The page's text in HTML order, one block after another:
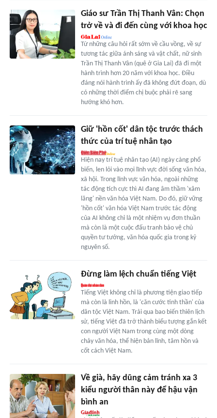
Giáo sư Trần Thị Thanh Vân: Chọn
trở về và đi đến cùng với khoa học
Từ những câu hỏi rất sớm về cầu vồng, về sự
tương tác giữa ánh sáng và vật chất, nữ sinh
Trần Thị Thanh Vân (quê ở Gia Lai) đã đi một
hành trình hơn 20 năm với khoa học. Điều
đáng nói hành trình ấy đã không đứt đoạn, dù
có những thời điểm chị buộc phải rẽ sang
hướng khó hơn.
Giữ 'hồn cốt' dân tộc trước thách
thức của trí tuệ nhân tạo
Hiện nay trí tuệ nhân tạo (AI) ngày càng phổ
biến, len lỏi vào mọi lĩnh vực đời sống văn hóa,
xã hội. Trong lĩnh vực văn hóa, ngoài những
tác động tích cực thì AI đang âm thầm 'xâm
lăng' nền văn hóa Việt Nam. Do đó, giữ vững
'hồn cốt' văn hóa Việt Nam trước tác động
của AI không chỉ là một nhiệm vụ đơn thuần
mà còn là một cuộc đấu tranh bảo vệ chủ
quyền tư tưởng, văn hóa quốc gia trong kỷ
nguyên số.
Đừng làm lệch chuẩn tiếng Việt
Tiếng Việt không chỉ là phương tiện giao tiếp
mà còn là linh hồn, là 'căn cước tinh thần' của
dân tộc Việt Nam. Trải qua bao biến thiên lịch
sử, tiếng Việt đã trở thành biểu tượng gắn kết
con người Việt Nam trong cùng một dòng
chảy văn hóa, thể hiện bản lĩnh, tâm hồn và
cốt cách Việt Nam.
Về già, hãy dũng cảm tránh xa 3
kiểu người thân này để hậu vận
bình an